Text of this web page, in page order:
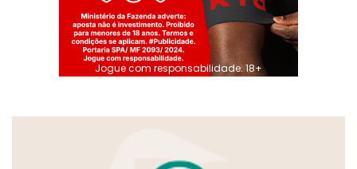
Jogue com responsabilidade. 18+